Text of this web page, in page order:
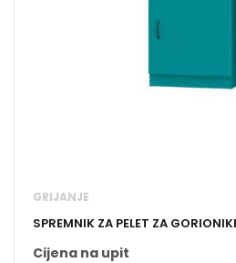
GRIJANJE
SPREMNIK ZA PELET ZA
Cijena na upit